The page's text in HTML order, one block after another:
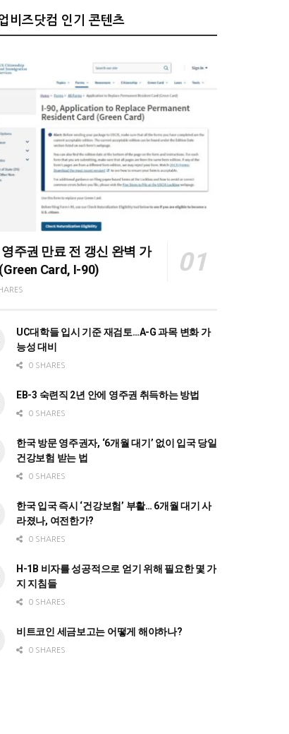
비즈닷컴 인기 콘텐츠
주권 만료 전 갱신 완벽 가
Card, I-90)
UC대학들 입시 기준 재검토…A-G 과목 변화 가
능성 대비
0 SHARES
EB-3 숙련직 2년 안에 영주권 취득하는 방법
0 SHARES
한국 방문 영주권자, ‘6개월 대기’ 없이 입국 당일
건강보험 받는 법
0 SHARES
한국 입국 즉시 ‘건강보험’ 부활… 6개월 대기 사
라졌나, 여전한가?
0 SHARES
H-1B 비자를 성공적으로 얻기 위해 필요한 몇 가
지 지침들
0 SHARES
비트코인 세금보고는 어떻게 해야하나?
0 SHARES